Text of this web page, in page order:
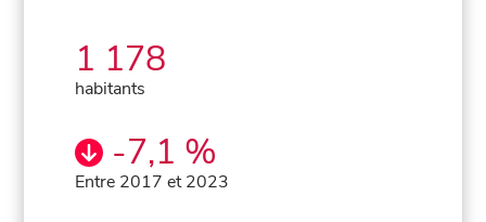
1 178
habitants
-7,1 %
Entre 2017 et 2023